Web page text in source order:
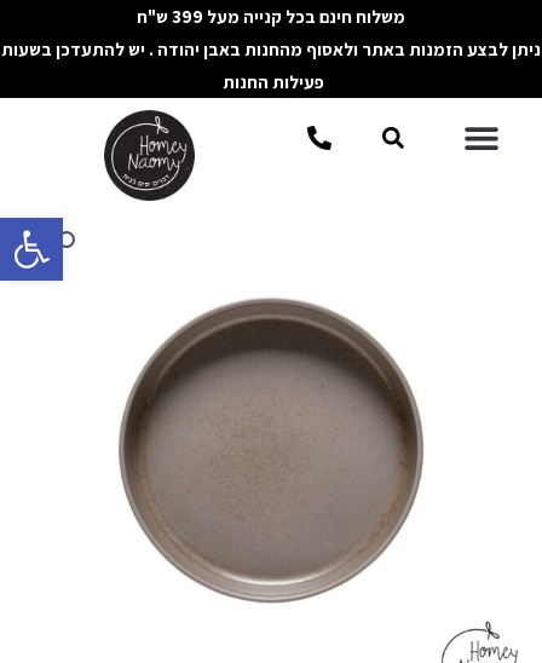
פתח
לתוכן
משלוח חינם בכל קנייה מעל 399 ש"ח
ניתן לבצע הזמנות באתר ולאסוף מהחנות באבן יהודה . יש להתעדכן בשעות
פעילות החנות
תפריטחיפוש